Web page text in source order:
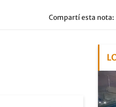
Compartí esta nota: